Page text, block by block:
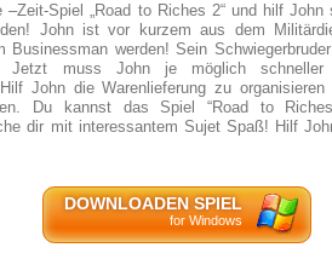
–Zeit-Spiel „Road to Riches 2“ und hilf John
John ist vor kurzem aus dem
Businessman werden! Sein
Jetzt muss John je möglich schneller
John die Warenlieferung zu organisieren
Du kannst das Spiel “Road to
dir mit interessantem Sujet Spaß! Hilf
DOWNLOADEN SPIEL
for Windows